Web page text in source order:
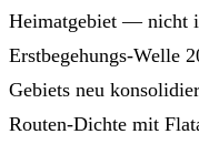
Heimatgebiet — nicht
Erstbegehungs-Welle
Gebiets neu
Routen-Dichte mit